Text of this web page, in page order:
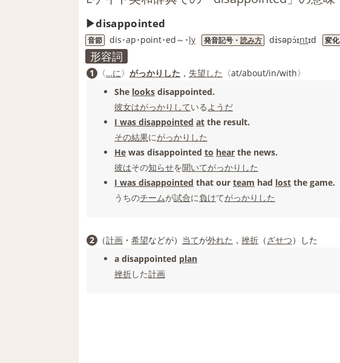
disappointed
音節 dis･ap･point･ed～･ly 発音記号・ 読み方 dɪ̀səpɔ́ɪntɪd 変化
形容詞
1 〈…に 〉 がっかりした ， 失望した 〈at/about/in/with〉
She looks disappointed.
彼女はがっかりしている ようだ
I was disappointed at the result.
その結果にがっかりした
He was disappointed to hear the news.
彼はその知らせを聞いてがっかりした
I was disappointed that our team had lost the game.
うちのチームが試合に負けてがっかりした
2 （計画 ・ 希望などが） 当てが外れた ， 挫折 （ざせつ）した
a disappointed plan
挫折した計画